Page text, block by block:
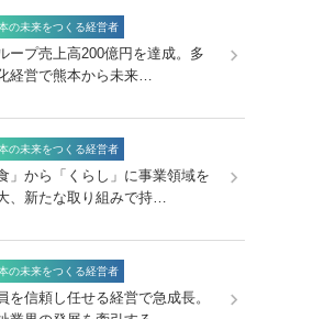
の未来をつくる経営者
ープ売上高200億円を達成。多
経営で熊本から未来…
の未来をつくる経営者
食」から「くらし」に事業領域を
、新たな取り組みで持…
の未来をつくる経営者
を信頼し任せる経営で急成長。